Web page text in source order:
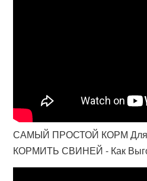
САМЫЙ ПРОСТОЙ КОРМ
КОРМИТЬ СВИНЕЙ - Как